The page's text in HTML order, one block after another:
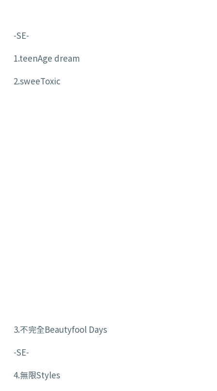
-SE-
1.teenAge dream
2.sweeToxic
3.不完全Beautyfool Days
-SE-
4.無限Styles